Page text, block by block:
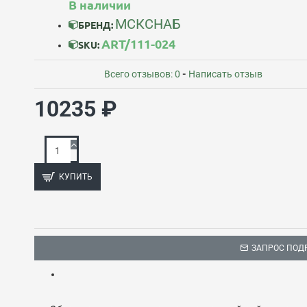
В наличии
БРЕНД: МСКСНАБ
SKU:ART/111-024
Всего отзывов: 0 - Написать отзыв
10235 ₽
КУПИТЬ
ЗАПРОС